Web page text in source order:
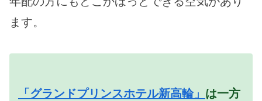
ます。
「グランドプリンスホテル新高輪」 は一方